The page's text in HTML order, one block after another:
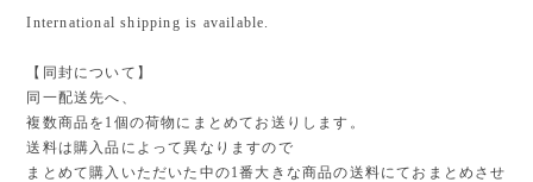
International shipping is available.
【同封について】
同一配送先へ、
複数商品を1個の荷物にまとめてお送りします。
送料は購入品によって異なりますので
まとめて購入いただいた中の1番大きな商品の送料にておまとめさせ